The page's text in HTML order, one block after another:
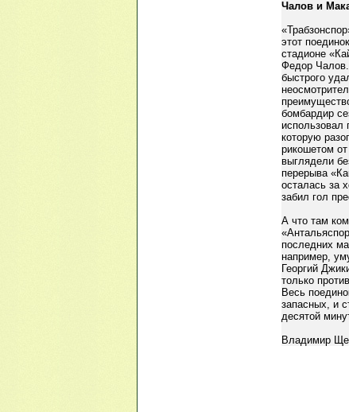
Чалов и
этот
стадионе
Федор Чалов.
быстрого
бомбардир
использовал
которую
рикошетом
выглядели
перерыва
осталась за
забил гол
А что там
последних
например,
Георгий
только
Весь
запасных, и
десятой
Владимир